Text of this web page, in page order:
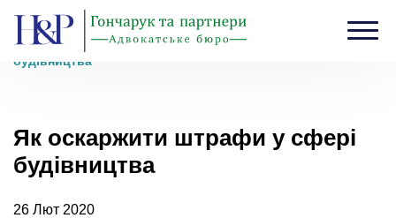
Головна Блог›Як оскаржити штрафи у сфері
будівництва
Як оскаржити штрафи у сфері
будівництва
26 Лют 2020